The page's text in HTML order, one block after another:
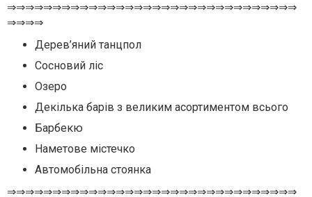
⇒⇒⇒⇒⇒⇒⇒⇒⇒⇒⇒⇒⇒⇒⇒⇒⇒⇒⇒⇒⇒⇒⇒⇒⇒⇒⇒⇒⇒⇒⇒⇒
⇒⇒⇒⇒
Дерев’яний танцпол
Сосновий ліс
Озеро
Декілька барів з великим асортиментом всього
Барбекю
Наметове містечко
Автомобільна стоянка
⇒⇒⇒⇒⇒⇒⇒⇒⇒⇒⇒⇒⇒⇒⇒⇒⇒⇒⇒⇒⇒⇒⇒⇒⇒⇒⇒⇒⇒⇒⇒⇒